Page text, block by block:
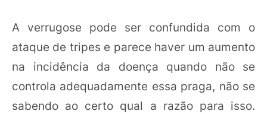
A verrugose pode ser confundida com o
ataque de tripes e parece haver um aumento
na incidência da doença quando não se
controla adequadamente essa praga, não se
sabendo ao certo qual a razão para isso.